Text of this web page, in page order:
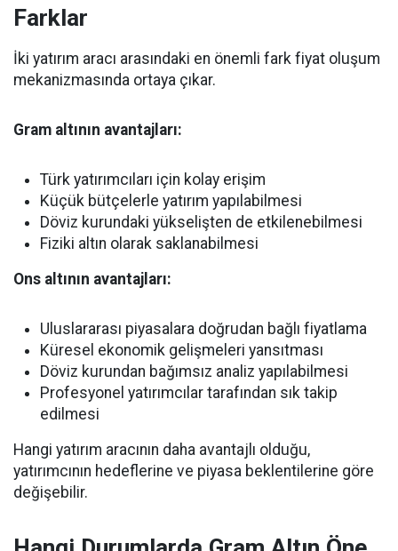
Farklar
İki yatırım aracı arasındaki en önemli fark fiyat oluşum
mekanizmasında ortaya çıkar.
Gram altının avantajları:
Türk yatırımcıları için kolay erişim
Küçük bütçelerle yatırım yapılabilmesi
Döviz kurundaki yükselişten de etkilenebilmesi
Fiziki altın olarak saklanabilmesi
Ons altının avantajları:
Uluslararası piyasalara doğrudan bağlı fiyatlama
Küresel ekonomik gelişmeleri yansıtması
Döviz kurundan bağımsız analiz yapılabilmesi
Profesyonel yatırımcılar tarafından sık takip
edilmesi
Hangi yatırım aracının daha avantajlı olduğu,
yatırımcının hedeflerine ve piyasa beklentilerine göre
değişebilir.